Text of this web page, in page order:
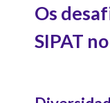
Os
SIPAT